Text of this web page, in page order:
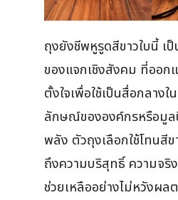
ถุงยังชีพหูรูดสีขาวใบนี้ เ
ของแจกเชิงสังคม ที่ออก
ตั้งใจเพื่อใช้เป็นสื่อกลาง
ลักษณ์ขององค์กรหรือมูล
พลัง ตัวถุงเลือกใช้โทนสีข
ถึงความบริสุทธิ์ ความจริ
ช่วยเหลืออย่างไม่หวังผ